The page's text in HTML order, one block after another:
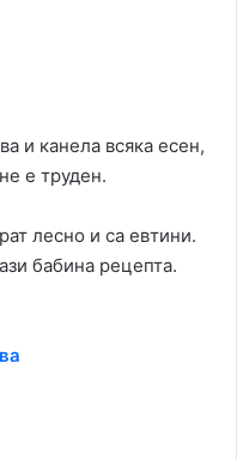
и канела всяка есен,
е труден.
лесно и са евтини.
бабина рецепта.